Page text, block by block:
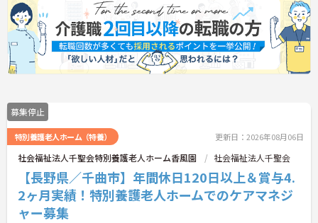
募集停止
特別養護老人ホーム（特養） 更新日：2026年08月06日
社会福祉法人千聖会特別養護老人ホーム香風園 社会福祉法人千聖会
【長野県／千曲市】年間休日120日以上＆賞与4.
2ヶ月実績！特別養護老人ホームでのケアマネジ
ャー募集